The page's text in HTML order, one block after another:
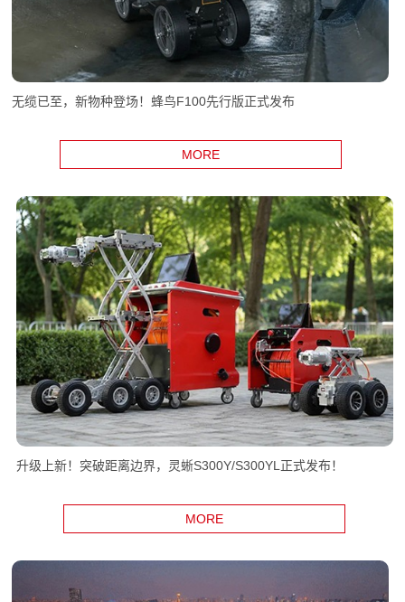
无缆已至，新物种登场！蜂鸟F100先行版正式发布
MORE
升级上新！突破距离边界，灵蜥S300Y/S300YL正式发布！
MORE